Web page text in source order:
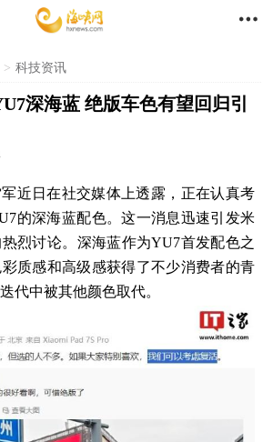

> 科技资讯
深海蓝 绝版车色有望回归引
近日在社交媒体上透露，正在认真考
的深海蓝配色。这一消息迅速引发米
烈讨论。深海蓝作为YU7首发配色之
质感和高级感获得了不少消费者的青
代中被其他颜色取代。